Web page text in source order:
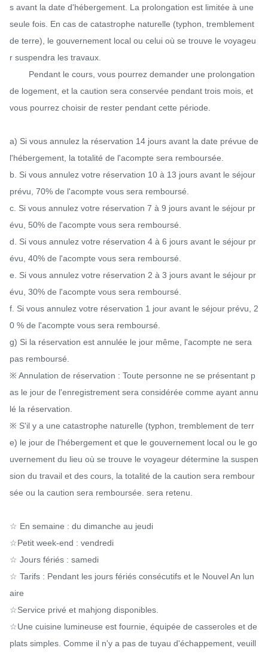
s avant la date d'hébergement. La prolongation est limitée à une
seule fois. En cas de catastrophe naturelle (typhon, tremblement
de terre), le gouvernement local ou celui où se trouve le voyageu
r suspendra les travaux.
de logement, et la caution sera conservée pendant trois mois, et
vous pourrez choisir de rester pendant cette période.
a) Si vous annulez la réservation 14 jours avant la date prévue de
l'hébergement, la totalité de l'acompte sera remboursée.
b. Si vous annulez votre réservation 10 à 13 jours avant le séjour
prévu, 70% de l'acompte vous sera remboursé.
c. Si vous annulez votre réservation 7 à 9 jours avant le séjour pr
évu, 50% de l'acompte vous sera remboursé.
d. Si vous annulez votre réservation 4 à 6 jours avant le séjour pr
évu, 40% de l'acompte vous sera remboursé.
e. Si vous annulez votre réservation 2 à 3 jours avant le séjour pr
évu, 30% de l'acompte vous sera remboursé.
f. Si vous annulez votre réservation 1 jour avant le séjour prévu, 2
0 % de l'acompte vous sera remboursé.
g) Si la réservation est annulée le jour même, l'acompte ne sera
pas remboursé.
※ Annulation de réservation : Toute personne ne se présentant p
as le jour de l'enregistrement sera considérée comme ayant annu
lé la réservation.
※ S'il y a une catastrophe naturelle (typhon, tremblement de terr
e) le jour de l'hébergement et que le gouvernement local ou le go
uvernement du lieu où se trouve le voyageur détermine la suspen
sion du travail et des cours, la totalité de la caution sera rembour
sée ou la caution sera remboursée. sera retenu.
☆ En semaine : du dimanche au jeudi
☆Petit week-end : vendredi
☆ Jours fériés : samedi
☆ Tarifs : Pendant les jours fériés consécutifs et le Nouvel An lun
aire
☆Service privé et mahjong disponibles.
☆Une cuisine lumineuse est fournie, équipée de casseroles et de
plats simples. Comme il n'y a pas de tuyau d'échappement, veuill